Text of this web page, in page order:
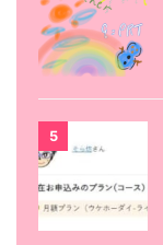
5